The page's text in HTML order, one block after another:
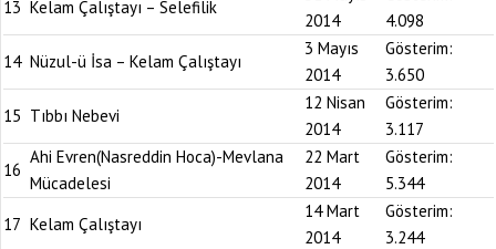
13 Kelam Çalıştayı – Selefilik
2014
4.098
14 Nüzul-ü İsa – Kelam Çalıştayı
3 Mayıs
2014
Gösterim:
3.650
15 Tıbbı Nebevi
12 Nisan
2014
Gösterim:
3.117
16
Ahi Evren(Nasreddin Hoca)-Mevlana
Mücadelesi
22 Mart
2014
Gösterim:
5.344
17 Kelam Çalıştayı
14 Mart
2014
Gösterim:
3.244